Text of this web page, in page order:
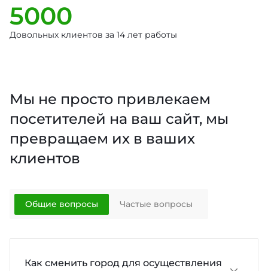
5000
Довольных клиентов за 14 лет работы
Мы не просто привлекаем
посетителей на ваш сайт, мы
превращаем их в ваших
клиентов
Общие вопросы
Как сменить город для осуществления
Частые вопросы